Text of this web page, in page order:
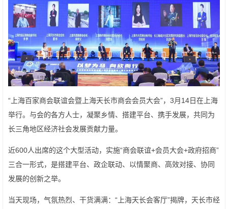
“上海百家商会联谊会暨上海天长市商会会员大会”，3月14日在上海
举行。与会的各方人士，凝聚乡情、搭建平台、携手发展，共同为
长三角地区经济社会发展贡献力量。
近600人出席的这个大型活动，实施“商会联谊+会员大会+政府招商”
三合一形式，是搭建平台、政企联动、以情聚商、高效对接、协同
发展的创新之举。
当天现场，气氛热烈、干货满满：“上海天长会客厅”揭牌，天长市经